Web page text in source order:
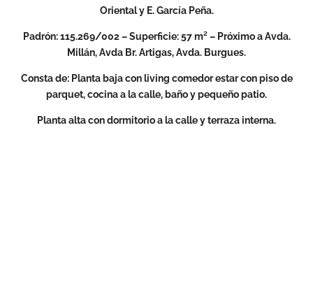
Oriental y E. García Peña.
Padrón: 115.269/002 – Superficie: 57 m² – Próximo a Avda.
Millán, Avda Br. Artigas, Avda. Burgues.
Consta de: Planta baja con living comedor estar con piso de
parquet, cocina a la calle, baño y pequeño patio.
Planta alta con dormitorio a la calle y terraza interna.